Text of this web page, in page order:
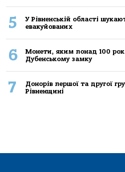
5
У Рівненській області
евакуйованих
6
Монети, яким понад 100
Дубенському замку
7
Донорів першої та другої
Рівненщині